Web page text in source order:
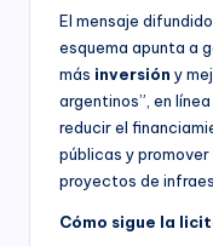
El mensaje
esquema apunta a
más inversión y
argentinos”, en
reducir el
públicas y
proyectos de
Cómo sigue la